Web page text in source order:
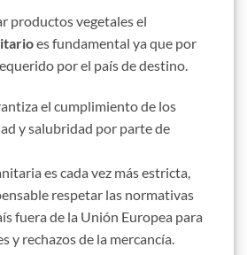
productos vegetales el
es fundamental ya que por
por el país de destino.
el cumplimiento de los
y salubridad por parte de
es cada vez más estricta,
respetar las normativas
fuera de la Unión Europea para
y rechazos de la mercancía.